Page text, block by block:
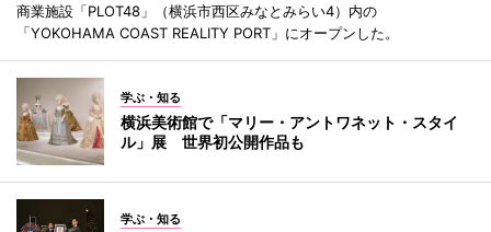
商業施設「PLOT48」（横浜市西区みなとみらい4）内の
「YOKOHAMA COAST REALITY PORT」にオープンした。
学ぶ・知る
横浜美術館で「マリー・アントワネット・スタイ
ル」展 世界初公開作品も
学ぶ・知る